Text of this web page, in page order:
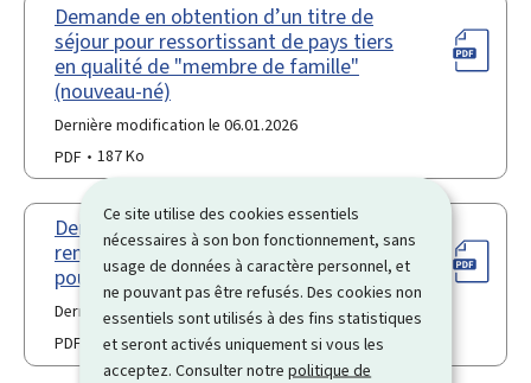
Ce site utilise des cookies essentiels
nécessaires à son bon fonctionnement, sans
usage de données à caractère personnel, et
ne pouvant pas être refusés. Des cookies non
essentiels sont utilisés à des fins statistiques
et seront activés uniquement si vous les
acceptez. Consulter notrepolitique de
Demande en obtention d’un titre de
séjour pour ressortissant de pays tiers
en qualité de "membre de famille"
(nouveau-né)
Dernière modification le 06.01.2026
PDF
187 Ko
Demande en délivrance d’un
remplacement d’un titre de séjour
pour ressortissant de pays tiers
Dernière modification le 06.01.2026
PDF
93 Ko